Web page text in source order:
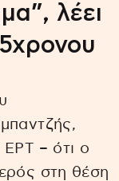
λέει
– ότι ο
στη θέση